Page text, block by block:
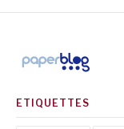
ETIQUETTES